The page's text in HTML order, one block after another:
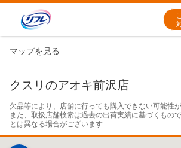
マップを見る
クスリのアオキ前沢店
欠品等により、店舗に行っても購入できない可能性
また、取扱店舗検索は過去の出荷実績に基づくもの
とは異なる場合がございます